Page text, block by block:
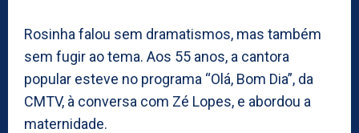
Rosinha falou sem dramatismos, mas também
sem fugir ao tema. Aos 55 anos, a cantora
popular esteve no programa “Olá, Bom Dia”, da
CMTV, à conversa com Zé Lopes, e abordou a
maternidade.